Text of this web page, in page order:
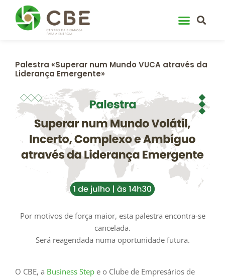
content
Palestra «Superar num Mundo VUCA através da
Liderança Emergente»
Por motivos de força maior, esta palestra encontra-se
cancelada.
Será reagendada numa oportunidade futura.
O CBE, a Business Step e o Clube de Empresários de